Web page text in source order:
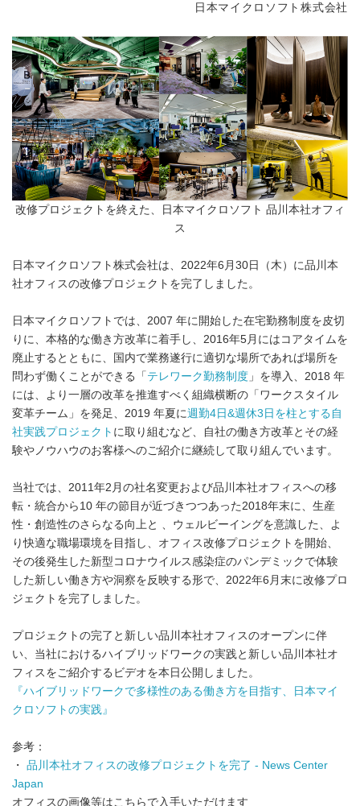
日本マイクロソフト株式会社
改修プロジェクトを終えた、日本マイクロソフト 品川本社オフィ
ス
日本マイクロソフト株式会社は、2022年6月30日（木）に品川本
社オフィスの改修プロジェクトを完了しました。
日本マイクロソフトでは、2007 年に開始した在宅勤務制度を皮切
りに、本格的な働き方改革に着手し、2016年5月にはコアタイムを
廃止するとともに、国内で業務遂行に適切な場所であれば場所を
問わず働くことができる「 テレワーク勤務制度 」を導入、2018 年
には、より一層の改革を推進すべく組織横断の「ワークスタイル
変革チーム」を発足、2019 年夏に週勤4日&週休3日を柱とする自
社実践プロジェクト に取り組むなど、自社の働き方改革とその経
験やノウハウのお客様へのご紹介に継続して取り組んでいます。
当社では、2011年2月の社名変更および品川本社オフィスへの移
転・統合から10 年の節目が近づきつつあった2018年末に、生産
性・創造性のさらなる向上と 、ウェルビーイングを意識した、よ
り快適な職場環境を目指し、オフィス改修プロジェクトを開始、
その後発生した新型コロナウイルス感染症のパンデミックで体験
した新しい働き方や洞察を反映する形で、2022年6月末に改修プロ
ジェクトを完了しました。
プロジェクトの完了と新しい品川本社オフィスのオープンに伴
い、当社におけるハイブリッドワークの実践と新しい品川本社オ
フィスをご紹介するビデオを本日公開しました。
『ハイブリッドワークで多様性のある働き方を目指す、日本マイ
クロソフトの実践』
参考：
・ 品川本社オフィスの改修プロジェクトを完了 - News Center
Japan
オフィスの画像等はこちらで入手いただけます